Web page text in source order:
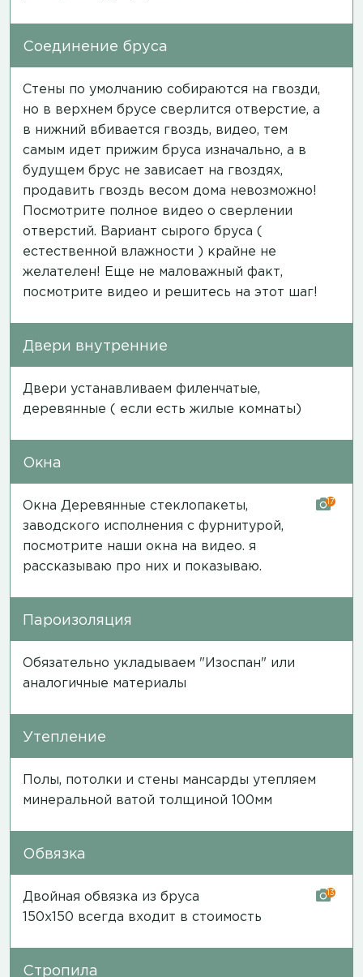
Соединение бруса
Стены по умолчанию собираются на гвозди,
но в верхнем брусе сверлится отверстие, а
в нижний вбивается гвоздь, видео, тем
самым идет прижим бруса изначально, а в
будущем брус не зависает на гвоздях,
продавить гвоздь весом дома невозможно!
Посмотрите полное видео о сверлении
отверстий. Вариант сырого бруса (
естественной влажности ) крайне не
желателен! Еще не маловажный факт,
посмотрите видео и решитесь на этот шаг!
Двери внутренние
Двери устанавливаем филенчатые,
деревянные ( если есть жилые комнаты)
Окна
Окна Деревянные стеклопакеты,
заводского исполнения с фурнитурой,
посмотрите наши окна на видео. я
рассказываю про них и показываю.
17
Пароизоляция
Обязательно укладываем "Изоспан" или
аналогичные материалы
Утепление
Полы, потолки и стены мансарды утепляем
минеральной ватой толщиной 100мм
Обвязка
Двойная обвязка из бруса
150х150 всегда входит в стоимость
13
Стропила